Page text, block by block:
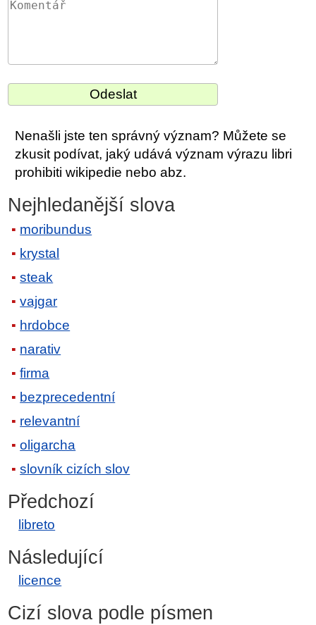
Nenašli jste ten správný význam? Můžete se
zkusit podívat, jaký udává význam výrazu libri
prohibiti wikipedie nebo abz.
Nejhledanější slova
moribundus
krystal
steak
vajgar
hrdobce
narativ
firma
bezprecedentní
relevantní
oligarcha
slovník cizích slov
Předchozí
libreto
Následující
licence
Cizí slova podle písmen